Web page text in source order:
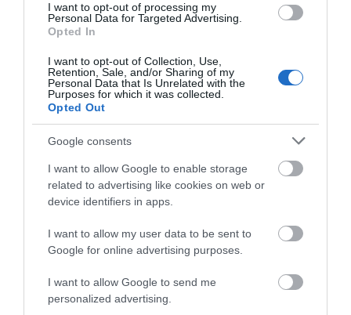
I want to opt-out of processing my
Personal Data for Targeted Advertising.
Opted In
I want to opt-out of Collection, Use,
Retention, Sale, and/or Sharing of my
Personal Data that Is Unrelated with the
Purposes for which it was collected.
Opted Out
Google consents
I want to allow Google to enable storage
related to advertising like cookies on web or
device identifiers in apps.
I want to allow my user data to be sent to
Google for online advertising purposes.
I want to allow Google to send me
personalized advertising.
08.08.2026 | 13:20